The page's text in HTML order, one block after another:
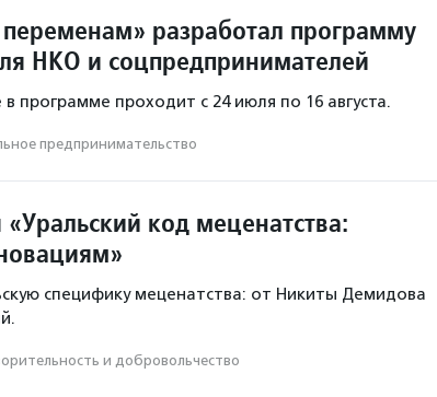
разработал программу
НКО и соцпредпринимателей
программе проходит с 24 июля по 16 августа.
предпри­нима­тель­ство
код меценатства:
специфику меценатства: от Никиты Демидова
и доброволь­чест­во